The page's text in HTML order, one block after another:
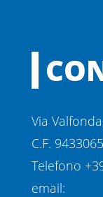
Via
C.F.
Telefono
email: